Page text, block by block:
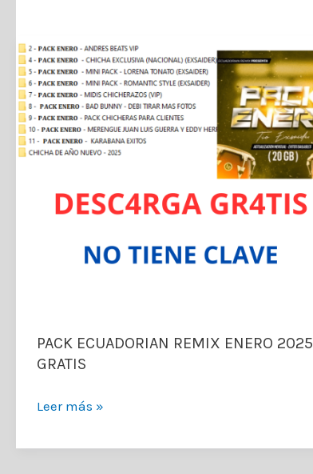
PACK ECUADORIAN REMIX ENERO 2025
GRATIS
PACK
REMIX
Leer más »